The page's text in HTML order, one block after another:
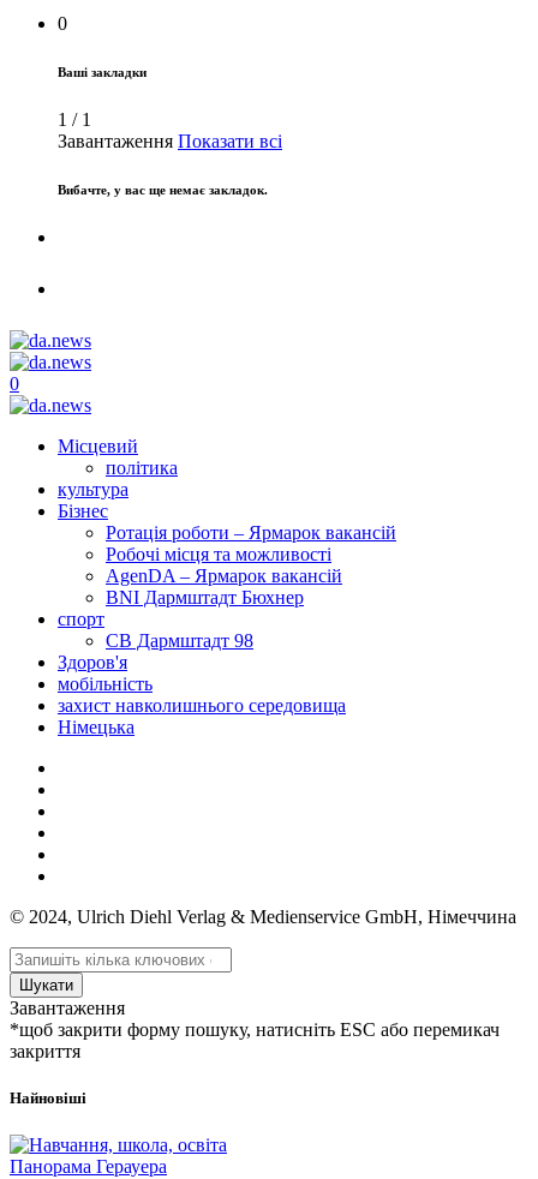
0
Ваші закладки
1 / 1
Завантаження Показати всі
Вибачте, у вас ще немає закладок.
0
Місцевий
політика
культура
Бізнес
Ротація роботи – Ярмарок вакансій
Робочі місця та можливості
AgenDA – Ярмарок вакансій
BNI Дармштадт Бюхнер
спорт
СВ Дармштадт 98
Здоров'я
мобільність
захист навколишнього середовища
Німецька
© 2024, Ulrich Diehl Verlag & Medienservice GmbH, Німеччина
Шукати
Завантаження
*щоб закрити форму пошуку, натисніть ESC або перемикач
закриття
Найновіші
Панорама Герауера